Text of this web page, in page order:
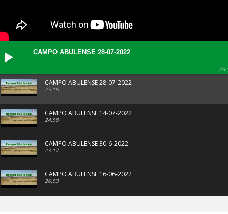
CAMPO ABULENSE 28-07-2022
CAMPO ABULENSE 28-07-2022
25:16
CAMPO ABULENSE 14-07-2022
24:58
CAMPO ABULENSE 30-6-2022
23:17
CAMPO ABULENSE 16-06-2022
26:53